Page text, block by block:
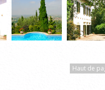
Haut de